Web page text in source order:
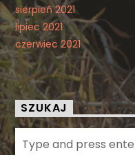
sierpień 2021
lipiec 2021
czerwiec 2021
SZUKAJ